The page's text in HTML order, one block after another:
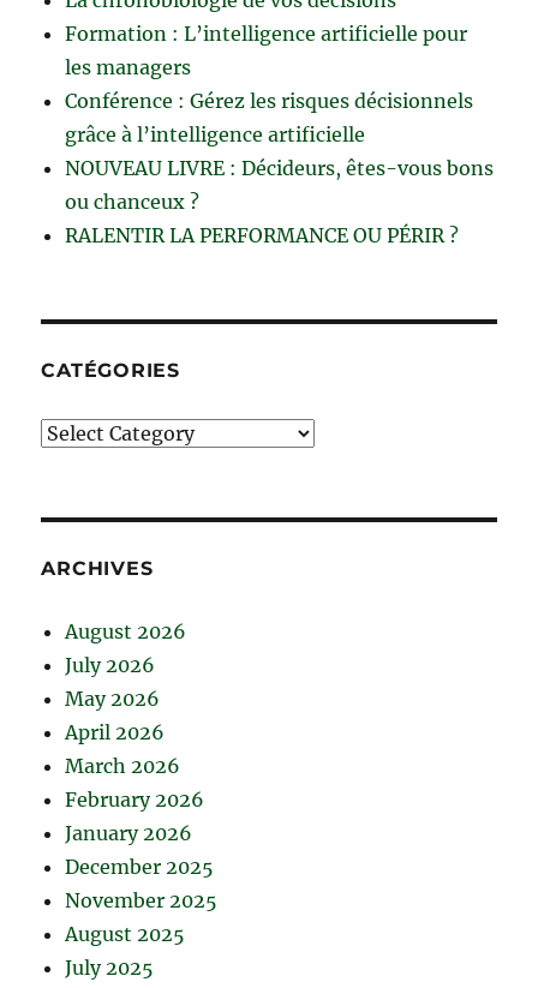
Formation : L’intelligence artificielle pour
les managers
Conférence : Gérez les risques décisionnels
grâce à l’intelligence artificielle
NOUVEAU LIVRE : Décideurs, êtes-vous bons
ou chanceux ?
RALENTIR LA PERFORMANCE OU PÉRIR ?
CATÉGORIES
Catégories
ARCHIVES
August 2026
July 2026
May 2026
April 2026
March 2026
February 2026
January 2026
December 2025
November 2025
August 2025
July 2025